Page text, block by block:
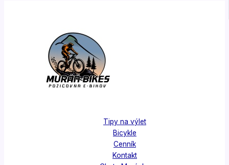
Tipy na výlet
Bicykle
Cenník
Kontakt